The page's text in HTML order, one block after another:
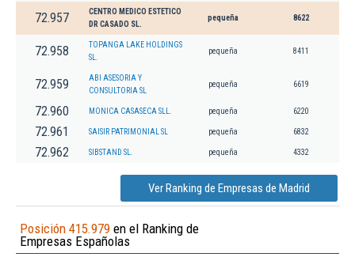
72.957
CENTRO MEDICO ESTETICO
DR CASADO SL.
pequeña 8622
72.958
TOPANGA LAKE HOLDINGS
SL.
pequeña 8411
72.959
ABI ASESORIA Y
CONSULTORIA SL
pequeña 6619
72.960 MONICA CASASECA SLL. pequeña 6220
72.961 SAISIR PATRIMONIAL SL pequeña 6832
72.962 SIBSTAND SL. pequeña 4332
Ver Ranking de Empresas de Madrid
Posición 415.979 en el Ranking de
Empresas Españolas